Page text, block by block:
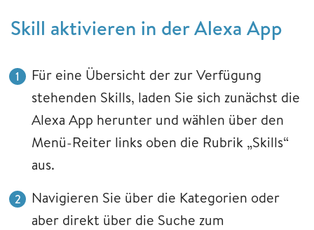
Skill aktivieren in der Alexa App
Für eine Übersicht der zur Verfügung
stehenden Skills, laden Sie sich zunächst die
Alexa App herunter und wählen über den
Menü-Reiter links oben die Rubrik „Skills“
aus.
Navigieren Sie über die Kategorien oder
aber direkt über die Suche zum